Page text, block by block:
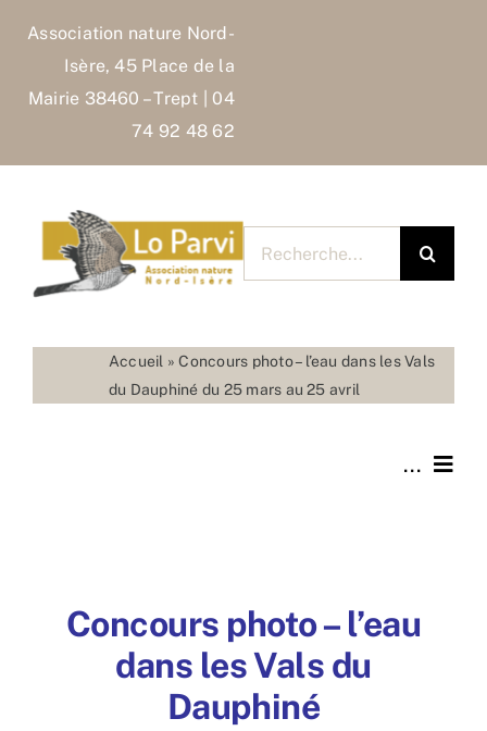
Association nature Nord-
Isère, 45 Place de la
Mairie 38460 – Trept | 04
74 92 48 62
Accueil »Concours photo – l’eau dans les Vals
du Dauphiné du 25 mars au 25 avril
...
Nous rejoindre
Connaître & Protéger
Concours photo – l’eau
dans lesVals du
Dauphiné